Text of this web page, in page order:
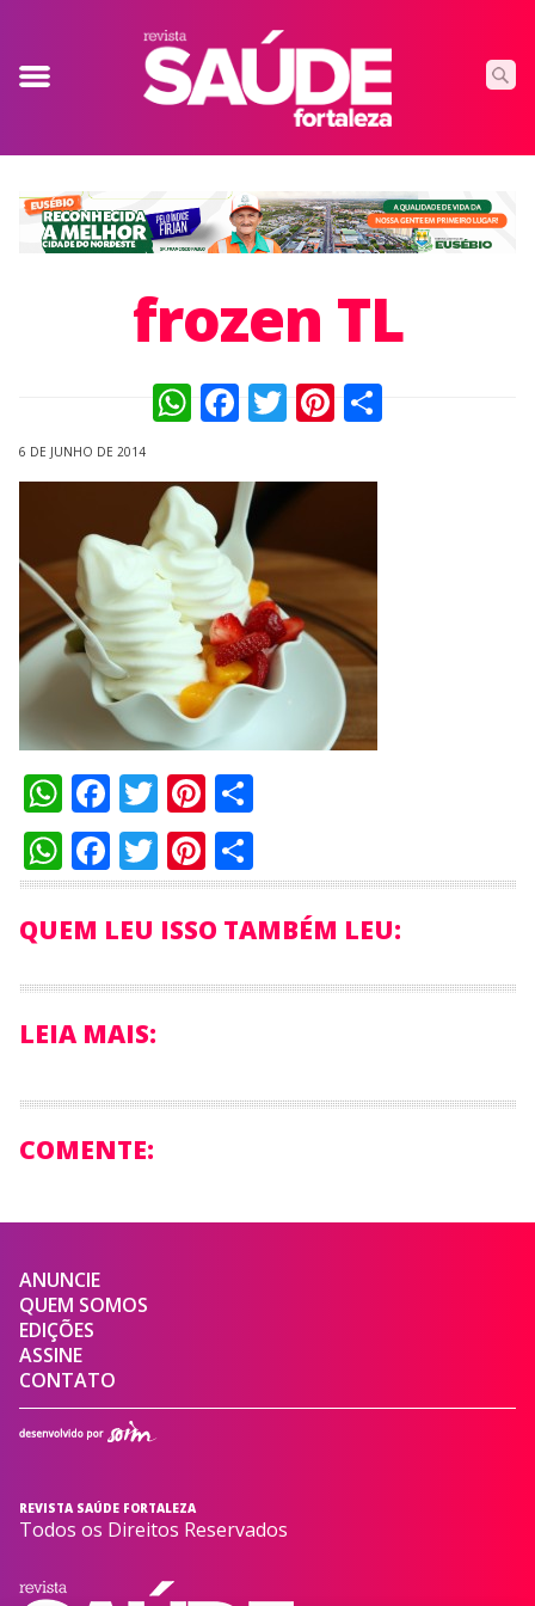
frozen TL
WhatsApp
Facebook
TwitterPinterest
6 DE JUNHO DE 2014
WhatsApp
Facebook
Twitter
Pinterest
Compartilhar
WhatsApp
Facebook
Twitter
Pinterest
Compartilhar
QUEM LEU ISSO TAMBÉM LEU:
LEIA MAIS:
COMENTE:
ANUNCIE
QUEM SOMOS
EDIÇÕES
ASSINE
CONTATO
REVISTA SAÚDE FORTALEZA
Todos os Direitos Reservados